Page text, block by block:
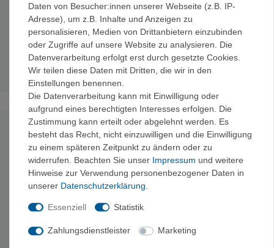
Stromversorgung:
230V/50Hz.
Leistung:280 Watt.
Abmessungen:H 34 x L 26 x B 16 cm.
Gewicht:1 kg.
Trockenzeit:ca. 1 - 2 Std.
Produktvideo
Daten von Besucher:innen unserer Webseite (z.B. IP-
Adresse), um z.B. Inhalte und Anzeigen zu
personalisieren, Medien von Drittanbietern einzubinden
oder Zugriffe auf unsere Website zu analysieren. Die
Datenverarbeitung erfolgt erst durch gesetzte Cookies.
Wir teilen diese Daten mit Dritten, die wir in den
Einstellungen benennen.
Die Datenverarbeitung kann mit Einwilligung oder
aufgrund eines berechtigten Interesses erfolgen. Die
Zustimmung kann erteilt oder abgelehnt werden. Es
besteht das Recht, nicht einzuwilligen und die Einwilligung
zu einem späteren Zeitpunkt zu ändern oder zu
widerrufen. Beachten Sie unser Impressum und weitere
Hinweise zur Verwendung personenbezogener Daten in
unserer Daten­schutz­erklärung
Essenziell Statistik
Zahlungsdienstleister Marketing